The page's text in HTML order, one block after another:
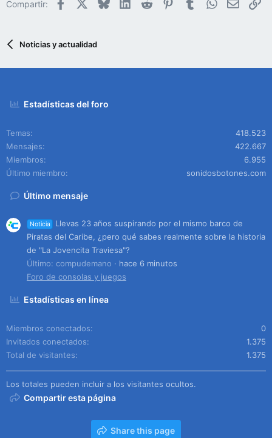
Compartir: Facebook BlueskyLinkedIn
Reddit PinterestTumblrWhatsApp
Email
Noticias y actualidad
Estadísticas del foro
Temas
418.523
Mensajes
422.667
Miembros
6.955
Último miembro
sonidosbotones.com
Último mensaje
Noticia
Llevas 23 años suspirando por el mismo barco de
Piratas del Caribe, ¿pero qué sabes realmente sobre la historia
de "La Jovencita Traviesa"?
Último: compudemano
hace 6 minutos
Foro de consolas y juegos
Estadísticas en línea
Miembros conectados
0
Invitados conectados
1.375
Total de visitantes
1.375
Los totales pueden incluir a los visitantes ocultos.
Compartir esta página
Share this page